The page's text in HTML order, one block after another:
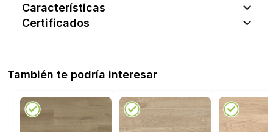
Características
Certificados
También te podría interesar